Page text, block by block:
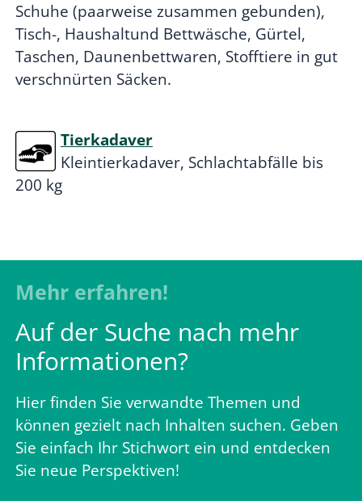
Schuhe (paarweise zusammen gebunden),
Tisch-, Haushaltund Bettwäsche, Gürtel,
Taschen, Daunenbettwaren, Stofftiere in gut
verschnürten Säcken.
Tierkadaver
Kleintierkadaver, Schlachtabfälle bis
200 kg
Mehr erfahren!
Auf der Suche nach mehr
Informationen?
Hier finden Sie verwandte Themen und
können gezielt nach Inhalten suchen. Geben
Sie einfach Ihr Stichwort ein und entdecken
Sie neue Perspektiven!